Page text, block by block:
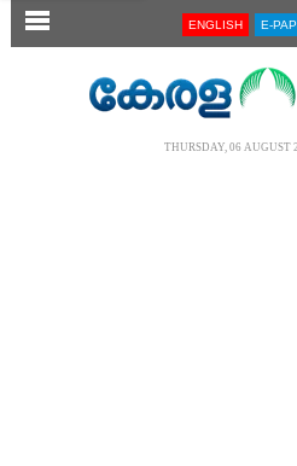
SECTIONS ENGLISH E-
THURSDAY, 06 AUGUST